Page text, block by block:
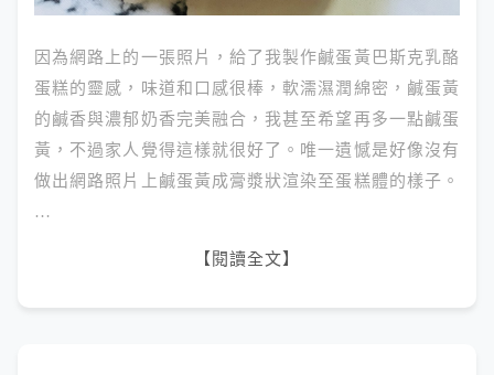
因為網路上的一張照片，給了我製作鹹蛋黃巴斯克乳酪
蛋糕的靈感，味道和口感很棒，軟濡濕潤綿密，鹹蛋黃
的鹹香與濃郁奶香完美融合，我甚至希望再多一點鹹蛋
黃，不過家人覺得這樣就很好了。唯一遺憾是好像沒有
做出網路照片上鹹蛋黃成膏漿狀渲染至蛋糕體的樣子。
…
【閱讀全文】